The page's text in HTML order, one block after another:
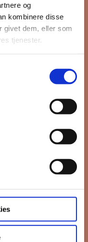
og
kombinere disse
givet dem, eller som
tjenester.
til
sætter nye
komme